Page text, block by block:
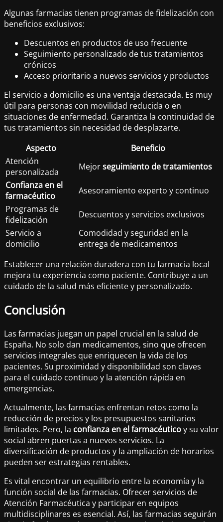
Algunas farmacias tienen programas de fidelización con
beneficios exclusivos:
Descuentos en productos de uso frecuente
Seguimiento personalizado de tus tratamientos
crónicos
Acceso prioritario a nuevos servicios y productos
El servicio a domicilio es una ventaja destacada. Es muy
útil para personas con movilidad reducida o en
situaciones de enfermedad. Garantiza la continuidad de
tus tratamientos sin necesidad de desplazarte.
Aspecto
Beneficio
Atención
personalizada
Mejorseguimiento de tratamientos
Confianza en el
farmacéutico
Asesoramiento experto y continuo
Programas de
fidelización
Descuentos y servicios exclusivos
Servicio a
domicilio
Comodidad y seguridad en la
entrega de medicamentos
Establecer una relación duradera con tu farmacia local
mejora tu experiencia como paciente. Contribuye a un
cuidado de la salud más eficiente y personalizado.
Conclusión
Las farmacias juegan un papel crucial en la salud de
España. No solo dan medicamentos, sino que ofrecen
servicios integrales que enriquecen la vida de los
pacientes. Su proximidad y disponibilidad son claves
para el cuidado continuo y la atención rápida en
emergencias.
Actualmente, las farmacias enfrentan retos como la
reducción de precios y los presupuestos sanitarios
limitados. Pero, la confianza en el farmacéuticoy su valor
social abren puertas a nuevos servicios. La
diversificación de productos y la ampliación de horarios
pueden ser estrategias rentables.
Es vital encontrar un equilibrio entre la economía y la
función social de las farmacias. Ofrecer servicios de
Atención Farmacéutica y participar en equipos
multidisciplinares es esencial. Así, las farmacias seguirán